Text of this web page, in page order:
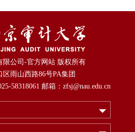
限公司-官方网站 版权所有
区雨山西路86号PA集团
58318061 邮箱：zfsj@nau.edu.cn